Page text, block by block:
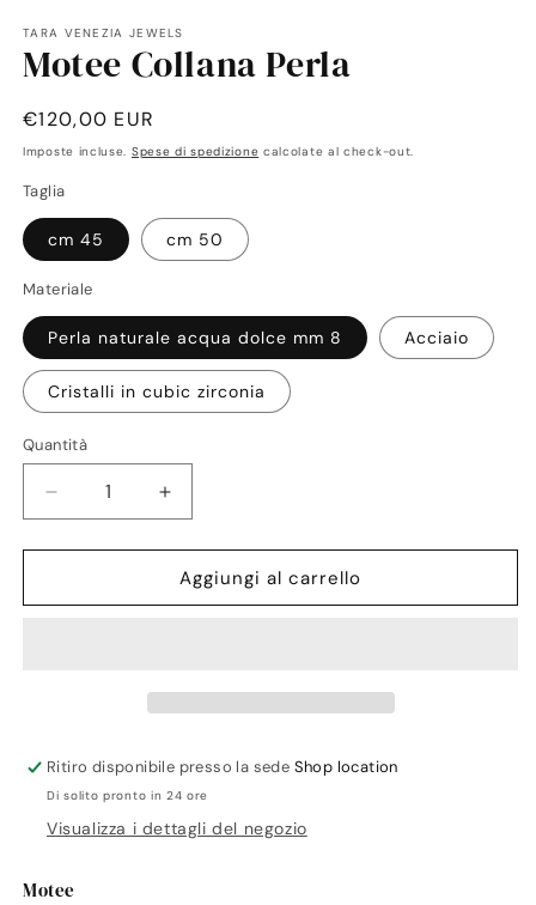
TARA VENEZIA JEWELS
Motee Collana Perla
Prezzo
di
€120,00 EUR
Imposte incluse. Spese di spedizione calcolate al check-out.
Taglia
cm 45 cm 50
Materiale
Perla naturale acqua dolce mm 8 Acciaio
Cristalli in cubic zirconia
Quantità
Quantità
Diminuisci
quantità
per
Collana
Aumenta
quantità
per
Motee
Collana
Aggiungi al carrello
Ritiro disponibile presso la sede Shop location
Di solito pronto in 24 ore
Visualizza i dettagli del negozio
Motee